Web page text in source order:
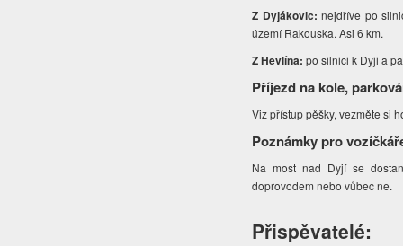
Z Dyjákovic: nejdříve po
území Rakouska. Asi 6 km.
Z Hevlína: po silnici k Dyji a
Příjezd na kole,
Viz přístup pěšky, vezměte si
Poznámky pro
Na most nad Dyjí se
doprovodem nebo vůbec ne.
Přispěvatelé: